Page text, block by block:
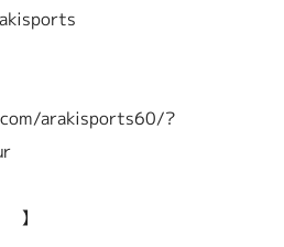
arakisports60/?
】